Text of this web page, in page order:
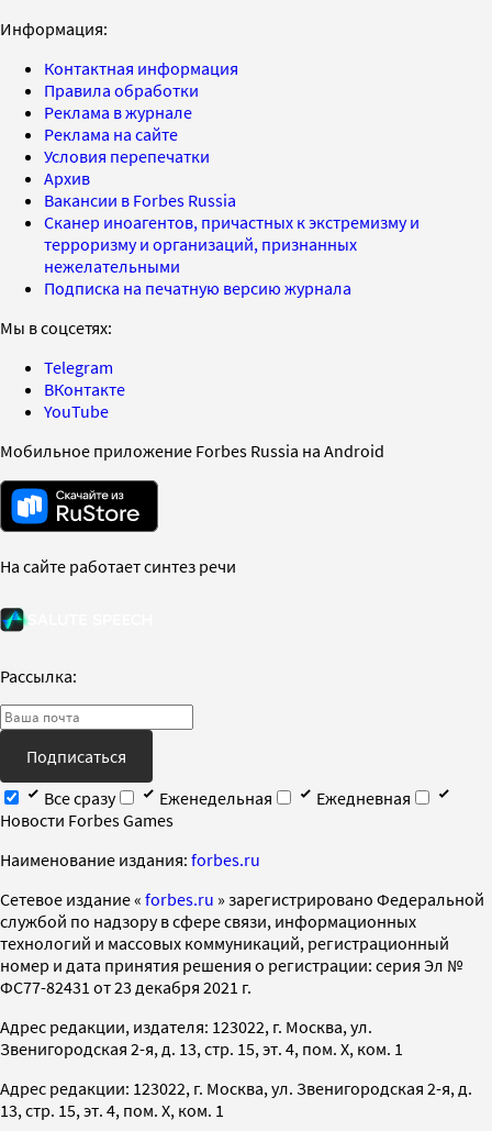
Информация:
Контактная информация
Правила обработки
Реклама в журнале
Реклама на сайте
Условия перепечатки
Архив
Вакансии в Forbes Russia
Сканер иноагентов, причастных к экстремизму и
терроризму и организаций, признанных
нежелательными
Подписка на печатную версию журнала
Мы в соцсетях:
Telegram
ВКонтакте
YouTube
Мобильное приложение Forbes Russia на Android
На сайте работает синтез речи
Рассылка:
Подписаться
Все сразу
Еженедельная
Ежедневная
Новости Forbes Games
Наименование издания: forbes.ru
Cетевое издание « forbes.ru » зарегистрировано Федеральной
службой по надзору в сфере связи, информационных
технологий и массовых коммуникаций, регистрационный
номер и дата принятия решения о регистрации: серия Эл №
ФС77-82431 от 23 декабря 2021 г.
Адрес редакции, издателя: 123022, г. Москва, ул.
Звенигородская 2-я, д. 13, стр. 15, эт. 4, пом. X, ком. 1
Адрес редакции: 123022, г. Москва, ул. Звенигородская 2-я, д.
13, стр. 15, эт. 4, пом. X, ком. 1